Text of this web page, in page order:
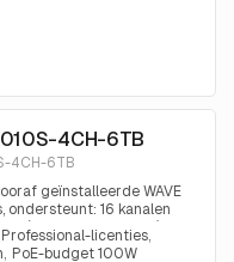
4CH-6TB
4CH-6TB
geïnstalleerde WAVE
ondersteunt: 16 kanalen
(PoE-budget 100W), 2x
per HDD), 1x 6TB HDD
Professional-licenties
PoE-budget 100W